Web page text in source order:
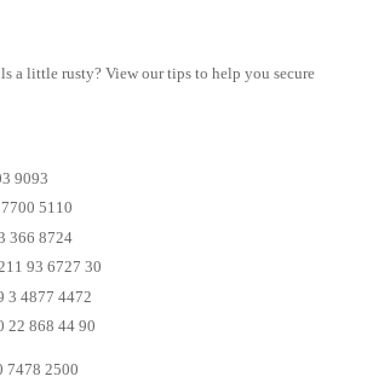
a little rusty? View our tips to help you secure
9093
5110
366 8724
93 6727 30
3 4877 4472
22 868 44 90
7478 2500